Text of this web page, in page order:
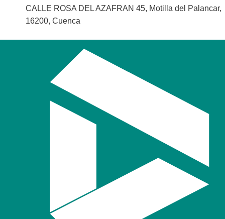
CALLE ROSA DEL AZAFRAN 45, Motilla del Palancar,
16200, Cuenca